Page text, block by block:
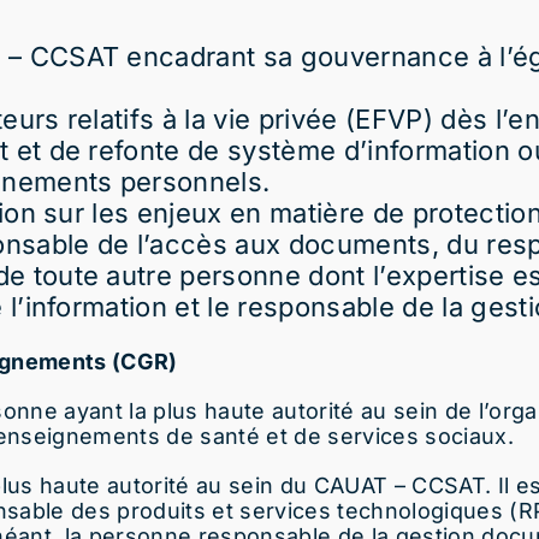
CCSAT encadrant sa gouvernance à
relatifs à la vie privée (EFVP) dès
et de refonte de système d’information
personnels.
sur les enjeux en matière de
de l’accès aux documents, du
toute autre personne dont l’expertise
et le responsable de la
(CGR)
ayant la plus haute autorité au sein de
de santé et de services sociaux.
haute autorité au sein du CAUAT – CCSAT. Il
des produits et services technologiques